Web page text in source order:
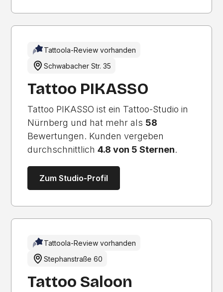
Tattoola-Review vorhanden
Schwabacher Str. 35
Tattoo PIKASSO
Tattoo PIKASSO ist ein Tattoo-Studio in
Nürnberg und hat mehr als 58
Bewertungen. Kunden vergeben
durchschnittlich4.8 von 5 Sternen.
Zum Studio-Profil
Tattoola-Review vorhanden
Stephanstraße 60
Tattoo Saloon